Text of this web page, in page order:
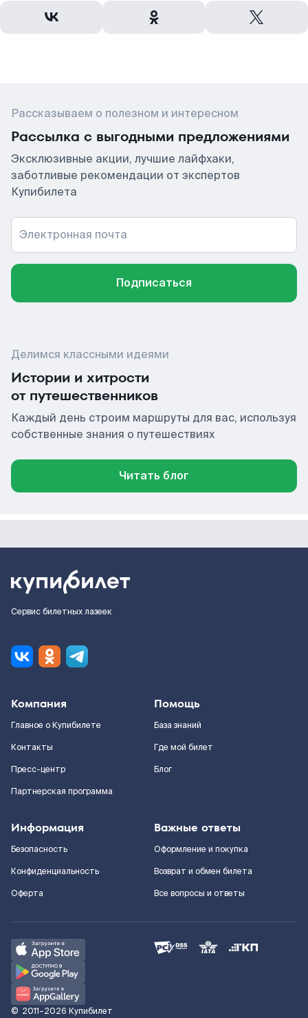
Рассказываем о полезном и интересном
Рассылка с выгодными предложениями
Эксклюзивные акции, лучшие лайфхаки,
заботливые рекомендации от экспертов
Купибилета
Электронная почта
Подписаться
Делимся классными идеями
Истории и хитрости
от путешественников
Каждый день строим маршруты для вас, используя
собственные знания о путешествиях
Читать блог
Сервис билетных лазеек
Компания
Главное о Купибилете
Контакты
Пресс-центр
Партнерская программа
Помощь
База знаний
Где мой билет
Блог
Информация
Безопасность
Конфиденциальность
Оферта
Важные ответы
Оформление и покупка
Возврат и обмен билета
Все вопросы и ответы
© 2011–2026 Купибилет